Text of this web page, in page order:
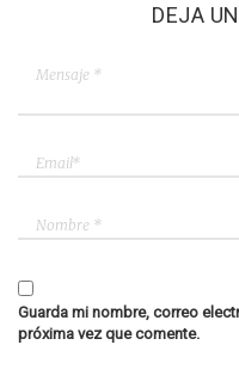
DEJA
Guarda mi nombre, correo
próxima vez que comente.